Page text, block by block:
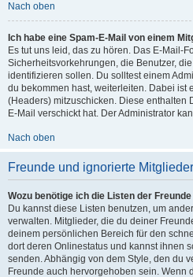
Nach oben
Ich habe eine Spam-E-Mail von einem
Es tut uns leid, das zu hören. Das E-Mail-
Sicherheitsvorkehrungen, die Benutzer,
identifizieren sollen. Du solltest einem
du bekommen hast, weiterleiten. Dabei ist
(Headers) mitzuschicken. Diese enthalten
E-Mail verschickt hat. Der Administrator
Nach oben
Freunde und ignorierte Mitglieder
Wozu benötige ich die Listen der
Du kannst diese Listen benutzen, um
verwalten. Mitglieder, die du deiner
deinem persönlichen Bereich für den
dort deren Onlinestatus und kannst ihnen
senden. Abhängig von dem Style, den du
Freunde auch hervorgehoben sein. Wenn